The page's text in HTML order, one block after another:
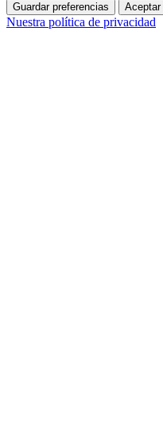
Guardar preferencias Aceptar
Nuestra política de privacidad